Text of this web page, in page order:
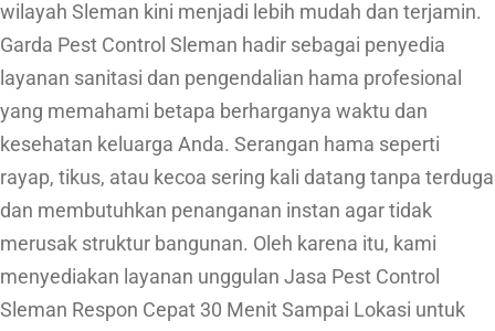
wilayah Sleman kini menjadi lebih mudah dan terjamin.
Garda Pest Control Sleman hadir sebagai penyedia
layanan sanitasi dan pengendalian hama profesional
yang memahami betapa berharganya waktu dan
kesehatan keluarga Anda. Serangan hama seperti
rayap, tikus, atau kecoa sering kali datang tanpa terduga
dan membutuhkan penanganan instan agar tidak
merusak struktur bangunan. Oleh karena itu, kami
menyediakan layanan unggulan Jasa Pest Control
Sleman Respon Cepat 30 Menit Sampai Lokasi untuk